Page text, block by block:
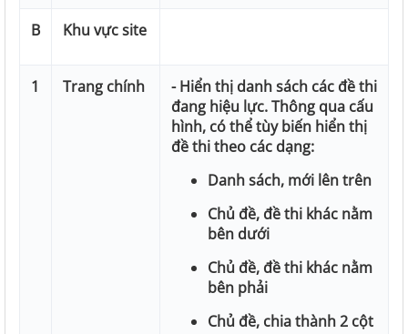
B Khu vực site
1 Trang chính
- Hiển thị danh sách các đề thi
đang hiệu lực. Thông qua cấu
hình, có thể tùy biến hiển thị
đề thi theo các dạng:
Danh sách, mới lên trên
Chủ đề, đề thi khác nằm
bên dưới
Chủ đề, đề thi khác nằm
bên phải
Chủ đề, chia thành 2 cột